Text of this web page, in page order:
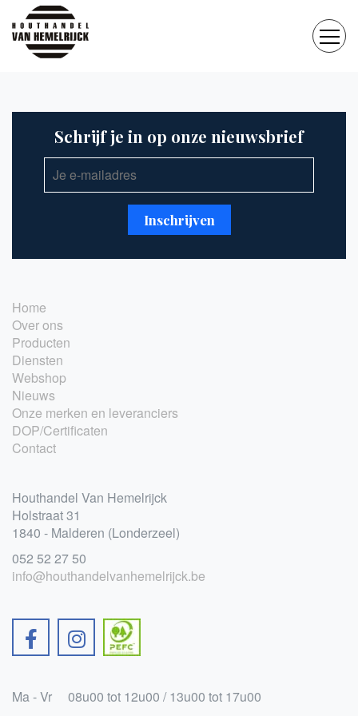
Schrijf je in op onze nieuwsbrief
Home
Over ons
Producten
Diensten
Webshop
Nieuws
Onze merken en leveranciers
DOP/Certificaten
Contact
Houthandel Van Hemelrijck
Holstraat 31
1840 - Malderen (Londerzeel)
052 52 27 50
info@houthandelvanhemelrijck.be
Ma - Vr
08u00 tot 12u00 / 13u00 tot 17u00